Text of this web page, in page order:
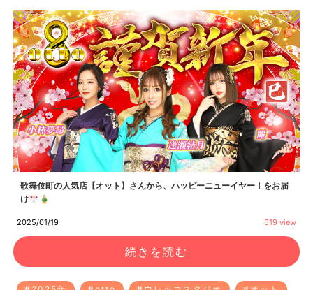
2025/01/19 619 view
歌舞伎町の人気店【オット】さんから、ハッピーニューイヤー！をお届
け🎌🎍
続きを読む